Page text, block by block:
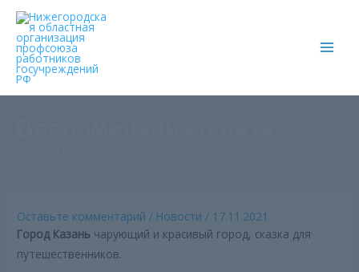
Оставьте комментарий / Новости / 17.11.2021
Город Казань чарующий и красивый город, сказка для
путешественников.